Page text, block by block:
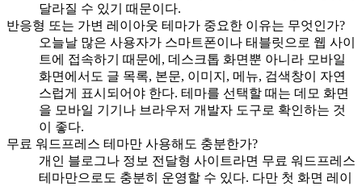
달라질 수 있기 때문이다.
반응형 또는 가변 레이아웃 테마가 중요한 이유는 무엇인가?
오늘날 많은 사용자가 스마트폰이나 태블릿으로 웹 사이
트에 접속하기 때문에, 데스크톱 화면뿐 아니라 모바일
화면에서도 글 목록, 본문, 이미지, 메뉴, 검색창이 자연
스럽게 표시되어야 한다. 테마를 선택할 때는 데모 화면
을 모바일 기기나 브라우저 개발자 도구로 확인하는 것
이 좋다.
무료 워드프레스 테마만 사용해도 충분한가?
개인 블로그나 정보 전달형 사이트라면 무료 워드프레스
테마만으로도 충분히 운영할 수 있다. 다만 첫 화면 레이